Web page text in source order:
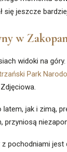
się jeszcze
w
widoki na
Park
jak i zimą,
pochodniami